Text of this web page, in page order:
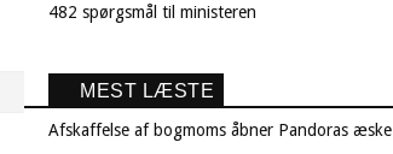
482 spørgsmål til ministeren
MEST LÆSTE
Afskaffelse af bogmoms åbner Pandoras æske